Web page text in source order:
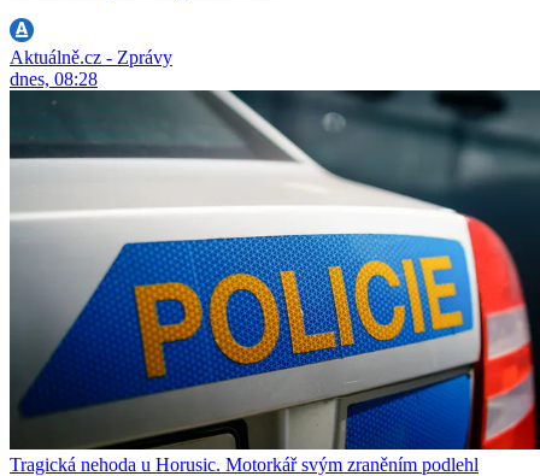
Aktuálně.cz - Zprávy
dnes, 08:28
Tragická nehoda u Horusic. Motorkář svým zraněním podlehl